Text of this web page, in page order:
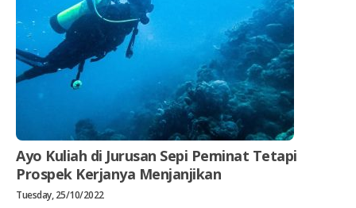
Ayo Kuliah di Jurusan Sepi Peminat Tetapi
Prospek Kerjanya Menjanjikan
Tuesday, 25/10/2022